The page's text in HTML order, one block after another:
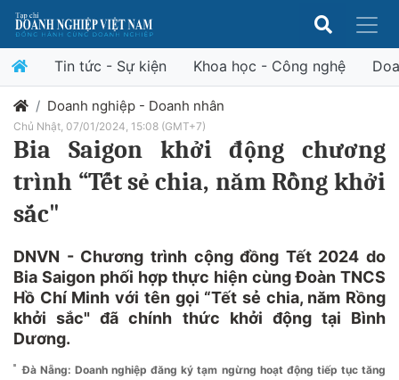
Tin tức - Sự kiện Khoa học - Công nghệ
Doanh nghiệp - Doanh nhân
Chủ Nhật, 07/01/2024, 15:08 (GMT+7)
Bia Saigon khởi động chương
trình “Tết sẻ chia, năm Rồng khởi
sắc"
DNVN - Chương trình cộng đồng Tết 2024 do
Bia Saigon phối hợp thực hiện cùng Đoàn TNCS
Hồ Chí Minh với tên gọi “Tết sẻ chia, năm Rồng
khởi sắc" đã chính thức khởi động tại Bình
Dương.
Đà Nẵng: Doanh nghiệp đăng ký tạm ngừng hoạt động tiếp tục tăng